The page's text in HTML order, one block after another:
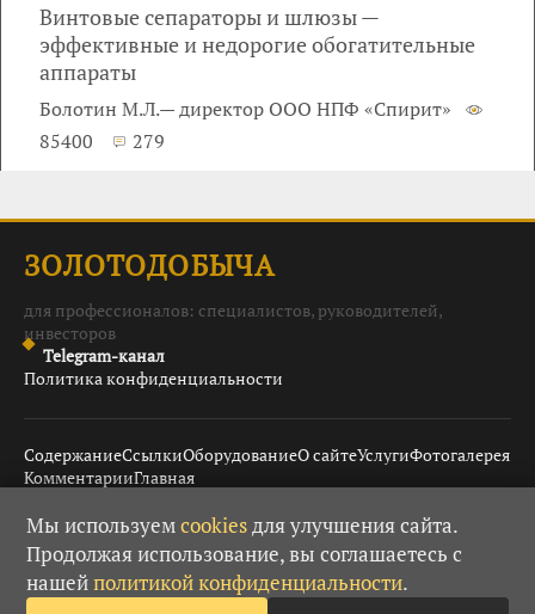
Винтовые сепараторы и шлюзы —
эффективные и недорогие обогатительные
аппараты
Болотин М.Л.— директор ООО НПФ «Спирит»
85400
279
ЗОЛОТОДОБЫЧА
для профессионалов: специалистов, руководителей,
инвесторов
Telegram-канал
Политика конфиденциальности
СодержаниеСсылкиОборудованиеО сайтеУслугиФотогалерея
КомментарииГлавная
© 2008–2026 Золотодобыча · 18+ · При использовании
материалов гиперссылка обязательна.
Мы используемcookiesдля улучшения сайта.
Продолжая использование, вы соглашаетесь с
нашейполитикой конфиденциальности.